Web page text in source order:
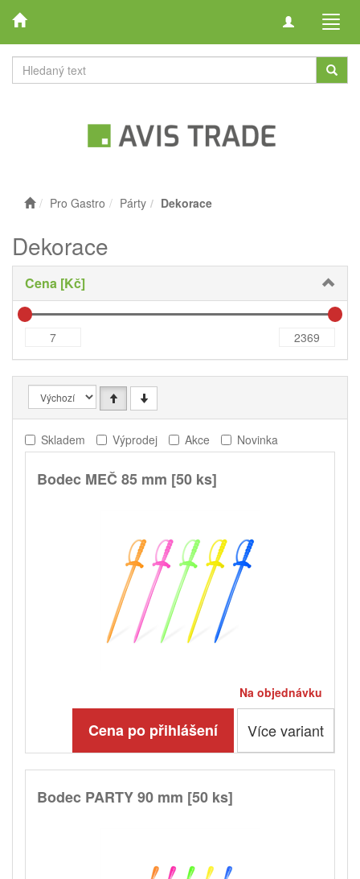
Toggle
Pro Gastro Párty Dekorace
Dekorace
Cena [Kč]
Skladem Výprodej Akce Novinka
Bodec MEČ 85 mm [50 ks]
Na objednávku
Cena po přihlášení Více variant
Bodec PARTY 90 mm [50 ks]